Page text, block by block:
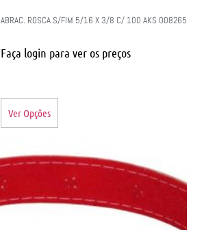
ABRAC. ROSCA S/FIM 5/16 X 3/8 C/ 100 AKS 008265
Faça login para ver os preços
Ver Opções